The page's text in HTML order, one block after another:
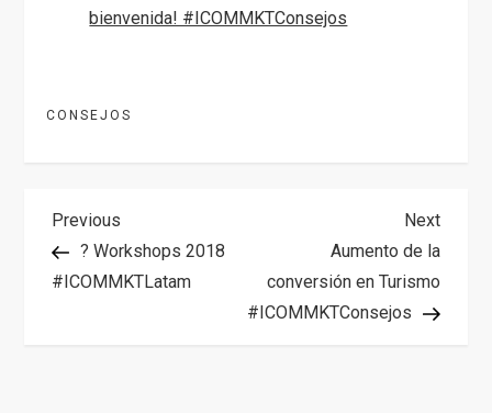
bienvenida! #ICOMMKTConsejos
CONSEJOS
N
a
Previous
Post
Previous
? Workshops 2018
#ICOMMKTLatam
Next
Post
Next
Aumento de la
conversión en Turismo
#ICOMMKTConsejos